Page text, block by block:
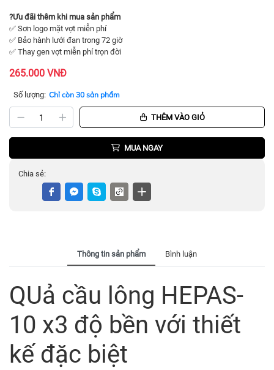
?Ưu đãi thêm khi mua sản phẩm
✅ Sơn logo mặt vợt miễn phí
✅ Bảo hành lưới đan trong 72 giờ
✅ Thay gen vợt miễn phí trọn đời
265.000 VNĐ
Số lượng: Chỉ còn 30 sản phẩm
THÊM VÀO GIỎ
MUA NGAY
Chia sẻ:
Thông tin sản phẩm Bình luận
QUả cầu lông HEPAS-
10 x3 độ bền với thiết
kế đặc biệt